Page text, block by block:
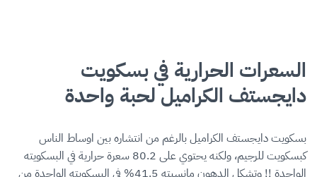
السعرات الحرارية في بسكويت
دايجستف الكراميل لحبة واحدة
بسكويت دايجستف الكراميل بالرغم من انتشاره بين اوساط الناس
كبسكويت للرجيم، ولكنه يحتوي على 80.2 سعرة حرارية في البسكويته
الواحدة !! وتشكل الدهون مانسبته 41.5% في البسكويته الواحدة من